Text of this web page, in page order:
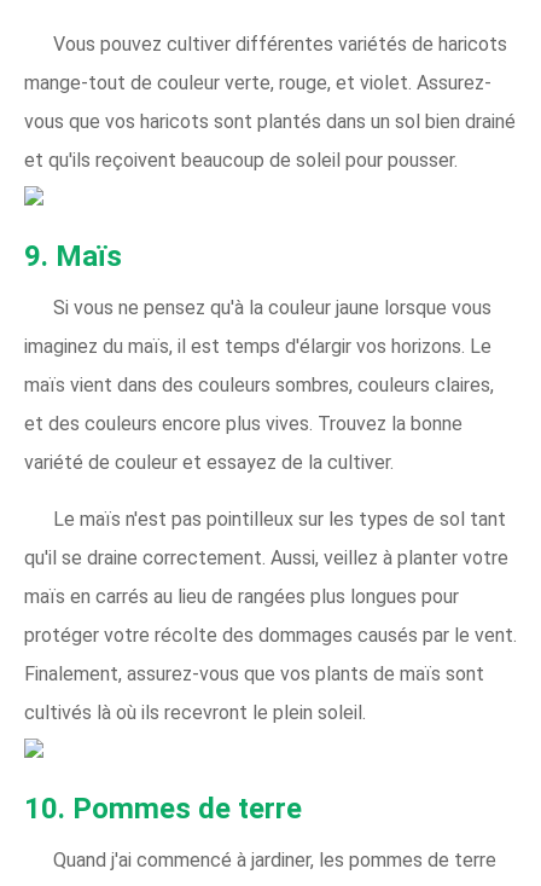
Vous pouvez cultiver différentes variétés de haricots
mange-tout de couleur verte, rouge, et violet. Assurez-
vous que vos haricots sont plantés dans un sol bien drainé
et qu'ils reçoivent beaucoup de soleil pour pousser.
9. Maïs
Si vous ne pensez qu'à la couleur jaune lorsque vous
imaginez du maïs, il est temps d'élargir vos horizons. Le
maïs vient dans des couleurs sombres, couleurs claires,
et des couleurs encore plus vives. Trouvez la bonne
variété de couleur et essayez de la cultiver.
Le maïs n'est pas pointilleux sur les types de sol tant
qu'il se draine correctement. Aussi, veillez à planter votre
maïs en carrés au lieu de rangées plus longues pour
protéger votre récolte des dommages causés par le vent.
Finalement, assurez-vous que vos plants de maïs sont
cultivés là où ils recevront le plein soleil.
10. Pommes de terre
Quand j'ai commencé à jardiner, les pommes de terre